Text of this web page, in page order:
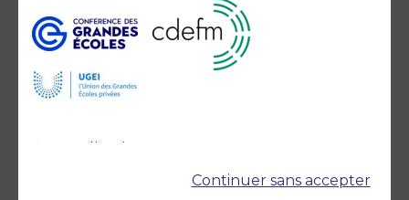
Accreditations
Continuer sans accepter